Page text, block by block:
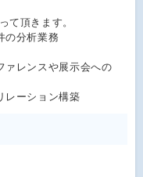
て頂きます。
の分析業務
ァレンスや展示会への
レーション構築